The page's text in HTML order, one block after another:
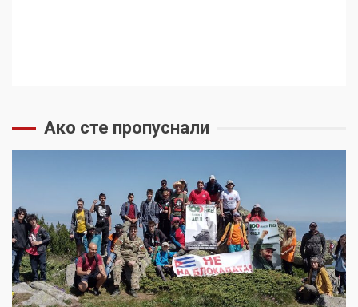
Ако сте пропуснали